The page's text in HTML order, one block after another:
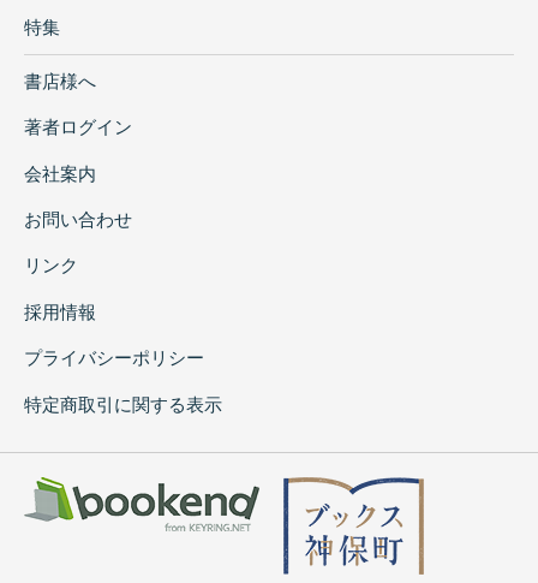
特集
書店様へ
著者ログイン
会社案内
お問い合わせ
リンク
採用情報
プライバシーポリシー
特定商取引に関する表示